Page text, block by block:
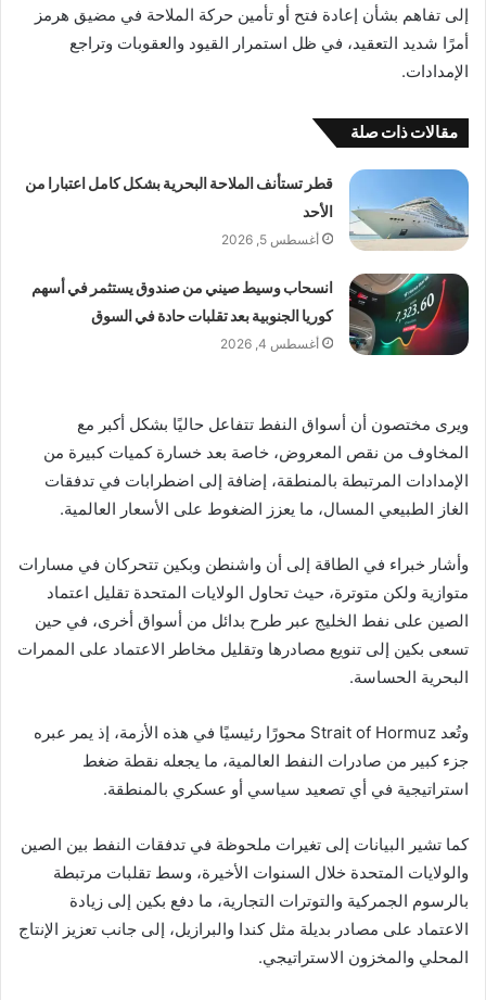
إلى تفاهم بشأن إعادة فتح أو تأمين حركة الملاحة في مضيق هرمز
أمرًا شديد التعقيد، في ظل استمرار القيود والعقوبات وتراجع
الإمدادات.
مقالات ذات صلة
قطر تستأنف الملاحة البحرية بشكل كامل اعتبارا من
الأحد
أغسطس 5, 2026
انسحاب وسيط صيني من صندوق يستثمر في أسهم
كوريا الجنوبية بعد تقلبات حادة في السوق
أغسطس 4, 2026
ويرى مختصون أن أسواق النفط تتفاعل حاليًا بشكل أكبر مع
المخاوف من نقص المعروض، خاصة بعد خسارة كميات كبيرة من
الإمدادات المرتبطة بالمنطقة، إضافة إلى اضطرابات في تدفقات
الغاز الطبيعي المسال، ما يعزز الضغوط على الأسعار العالمية.
وأشار خبراء في الطاقة إلى أن واشنطن وبكين تتحركان في مسارات
متوازية ولكن متوترة، حيث تحاول الولايات المتحدة تقليل اعتماد
الصين على نفط الخليج عبر طرح بدائل من أسواق أخرى، في حين
تسعى بكين إلى تنويع مصادرها وتقليل مخاطر الاعتماد على الممرات
البحرية الحساسة.
وتُعد Strait of Hormuz محورًا رئيسيًا في هذه الأزمة، إذ يمر عبره
جزء كبير من صادرات النفط العالمية، ما يجعله نقطة ضغط
استراتيجية في أي تصعيد سياسي أو عسكري بالمنطقة.
كما تشير البيانات إلى تغيرات ملحوظة في تدفقات النفط بين الصين
والولايات المتحدة خلال السنوات الأخيرة، وسط تقلبات مرتبطة
بالرسوم الجمركية والتوترات التجارية، ما دفع بكين إلى زيادة
الاعتماد على مصادر بديلة مثل كندا والبرازيل، إلى جانب تعزيز الإنتاج
المحلي والمخزون الاستراتيجي.